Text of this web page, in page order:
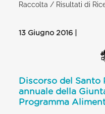
Raccolta / Risultati di
13 Giugno 2016 |
Discorso del Santo
annuale della
Programma